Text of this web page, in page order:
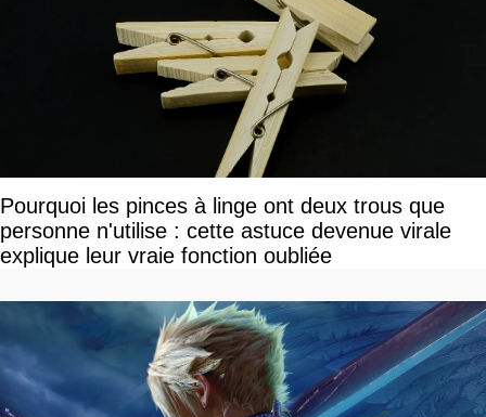
Pourquoi les pinces à linge ont deux trous que
personne n'utilise : cette astuce devenue virale
explique leur vraie fonction oubliée